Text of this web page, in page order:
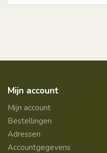
Mijn account
Mijn account
Bestellingen
Adressen
Accountgegevens